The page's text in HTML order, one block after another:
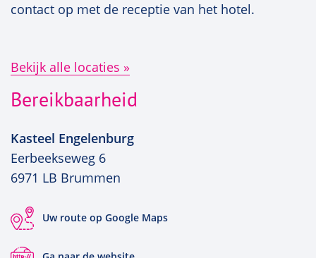
contact op met de receptie van het hotel.
Bekijk alle locaties
Bereikbaarheid
Kasteel Engelenburg
Eerbeekseweg 6
6971 LB Brummen
Uw route op Google Maps